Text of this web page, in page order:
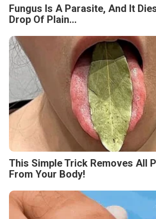
Fungus Is A Parasite, And It
Drop Of Plain...
This Simple Trick Removes All
From Your Body!